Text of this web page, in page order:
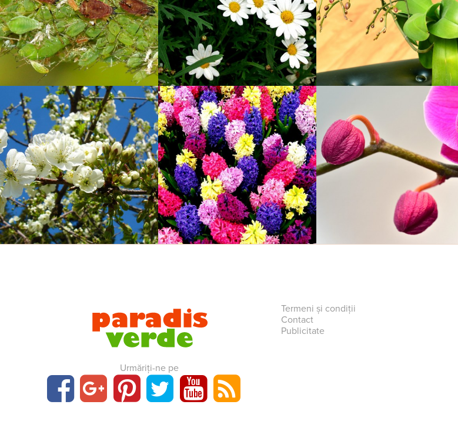
Urmăriți-ne pe
Termeni și condiții
Contact
Publicitate